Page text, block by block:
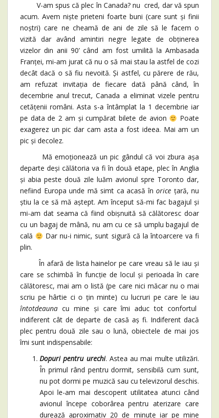
V-am spus că plec în Canada? nu cred, dar vă spun
acum. Avem niște prieteni foarte buni (care sunt și finii
noștri) care ne cheamă de ani de zile să le facem o
vizită dar având amintiri negre legate de obținerea
vizelor din anii 90’ când am fost umilită la Ambasada
Franței, mi-am jurat că nu o să mai stau la astfel de cozi
decât dacă o să fiu nevoită. Și astfel, cu părere de rău,
am refuzat invitația de fiecare dată până când, în
decembrie anul trecut, Canada a eliminat vizele pentru
cetățenii români. Asta s-a întâmplat la 1 decembrie iar
pe data de 2 am și cumpărat bilete de avion
Poate
exagerez un pic dar cam asta a fost ideea. Mai am un
pic și decolez.
Mă emoționează un pic gândul că voi zbura așa
departe deși călătoria va fi în două etape, plec în Anglia
și abia peste două zile luăm avionul spre Toronto dar,
nefiind Europa unde mă simt ca acasă în orice țară, nu
știu la ce să mă aștept. Am început să-mi fac bagajul și
mi-am dat seama că fiind obișnuită să călătoresc doar
cu un bagaj de mână, nu am cu ce să umplu bagajul de
cală
Dar nu-i nimic, sunt sigură că la întoarcere va fi
plin.
În afară de lista hainelor pe care vreau să le iau și
care se schimbă în funcție de locul și perioada în care
călătoresc, mai am o listă (pe care nici măcar nu o mai
scriu pe hârtie ci o țin minte) cu lucruri pe care le iau
întotdeauna cu mine și care îmi aduc tot confortul
indiferent cât de departe de casă aș fi. Indiferent dacă
plec pentru două zile sau o lună, obiectele de mai jos
îmi sunt indispensabile:
Dopuri pentru urechi. Astea au mai multe utilizări.
În primul rând pentru dormit, sensibilă cum sunt,
nu pot dormi pe muzică sau cu televizorul deschis.
Apoi le-am mai descoperit utilitatea atunci când
avionul începe coborârea pentru aterizare care
durează aproximativ 20 de minute iar pe mine